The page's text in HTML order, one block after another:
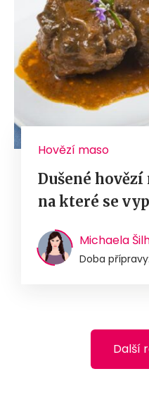
Hovězí maso
Dušené hovězí
na které se
Michaela
Doba
Další